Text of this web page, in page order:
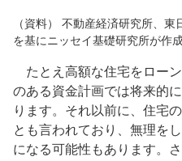
（資料） 不動産経済研究所、
を基にニッセイ基礎研究所が作
たとえ高額な住宅をロー
のある資金計画では将来的
ります。それ以前に、住宅
とも言われており、無理を
になる可能性もあります。